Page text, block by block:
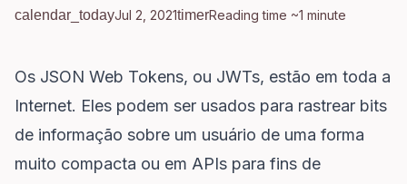
calendar_todayJul 2, 2021timerReading time ~1 minute
Os JSON Web Tokens, ou JWTs, estão em toda a
Internet. Eles podem ser usados ​​para rastrear bits
de informação sobre um usuário de uma forma
muito compacta ou ​​em APIs para fins de